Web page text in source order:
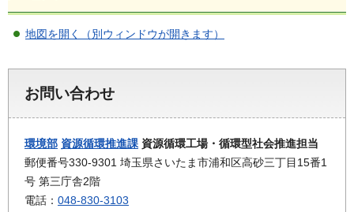
地図を開く（別ウィンドウが開きます）
お問い合わせ
環境部 資源循環推進課 資源循環工場・循環型社会推進担当
郵便番号330-9301 埼玉県さいたま市浦和区高砂三丁目15番1
号 第三庁舎2階
電話： 048-830-3103